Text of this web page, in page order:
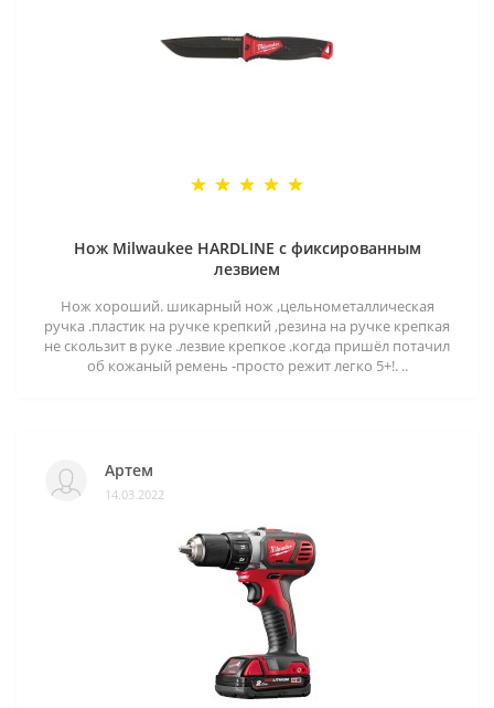
Нож Milwaukee HARDLINE с фиксированным
лезвием
Нож хороший. шикарный нож ,цельнометаллическая
ручка .пластик на ручке крепкий ,резина на ручке крепкая
не скользит в руке .лезвие крепкое .когда пришёл потачил
об кожаный ремень -просто режит легко 5+!. ..
Артем
14.03.2022